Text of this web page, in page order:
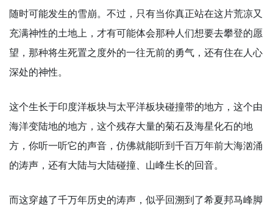
随时可能发生的雪崩。不过，只有当你真正站在这片荒凉又
充满神性的土地上，才有可能体会那种人们想要去攀登的愿
望，那种将生死置之度外的一往无前的勇气，还有住在人心
深处的神性。
这个生长于印度洋板块与太平洋板块碰撞带的地方，这个由
海洋变陆地的地方，这个残存大量的菊石及海星化石的地
方，你听一听它的声音，仿佛就能听到千百万年前大海汹涌
的涛声，还有大陆与大陆碰撞、山峰生长的回音。
而这穿越了千万年历史的涛声，似乎回溯到了希夏邦马峰脚